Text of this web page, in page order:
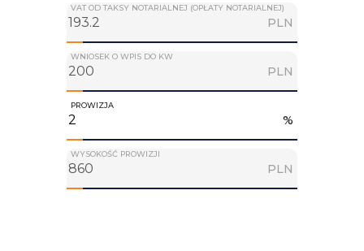
VAT OD TAKSY NOTARIALNEJ (OPŁATY NOTARIALNEJ)
PLN
WNIOSEK O WPIS DO KW
PLN
PROWIZJA
%
WYSOKOŚĆ PROWIZJI
PLN